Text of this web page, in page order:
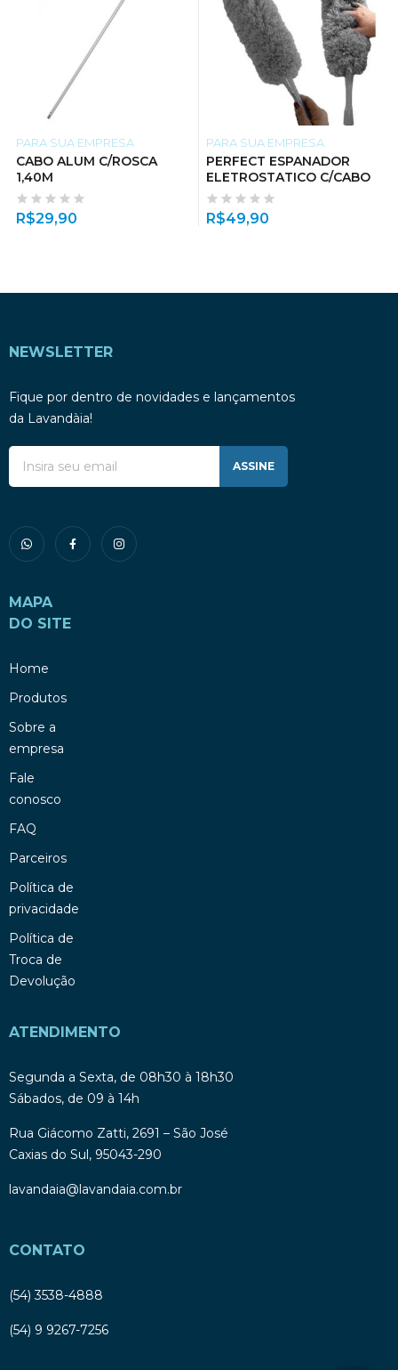
PARA SUA EMPRESA
CABO ALUM C/ROSCA
1,40M
R$29,90
PARA SUA EMPRESA
PERFECT ESPANADOR
ELETROSTATICO C/CABO
R$49,90
NEWSLETTER
Fique por dentro de novidades e lançamentos
da Lavandàia!
ASSINE
MAPA
DO SITE
Home
Produtos
Sobre a
empresa
Fale
conosco
FAQ
Parceiros
Política de
privacidade
Política de
Troca de
Devolução
ATENDIMENTO
Segunda a Sexta, de 08h30 à 18h30
Sábados, de 09 à 14h
Rua Giácomo Zatti, 2691 – São José
Caxias do Sul, 95043-290
lavandaia@lavandaia.com.br
CONTATO
(54) 3538-4888
(54) 9 9267-7256